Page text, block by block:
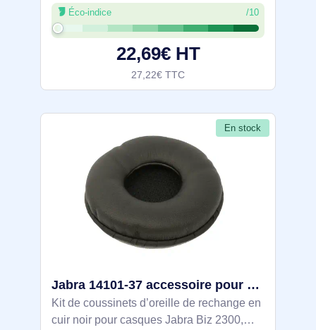
Éco-indice /10
22,69€ HT
27,22€ TTC
En stock
Jabra 14101-37 accessoire pour casque /oreillettes Kit d'accessoires
Kit de coussinets d’oreille de rechange en
cuir noir pour casques Jabra Biz 2300,